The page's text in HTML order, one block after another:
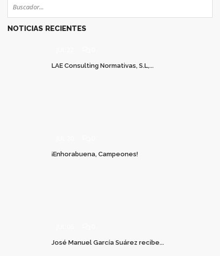
NOTICIAS RECIENTES
LAE Consulting Normativas, S.L,...
¡Enhorabuena, Campeones!
José Manuel García Suárez recibe...